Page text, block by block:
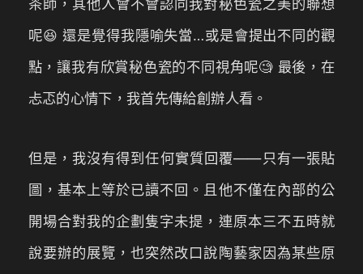
茶師，其他人會不會認同我對秘色瓷之美的聯想
呢😆 還是覺得我隱喻失當…或是會提出不同的觀
點，讓我有欣賞秘色瓷的不同視角呢🧐 最後，在
忐忑的心情下，我首先傳給創辦人看。
但是，我沒有得到任何實質回覆——只有一張貼
圖，基本上等於已讀不回。且他不僅在內部的公
開場合對我的企劃隻字未提，連原本三不五時就
說要辦的展覽，也突然改口說陶藝家因為某些原